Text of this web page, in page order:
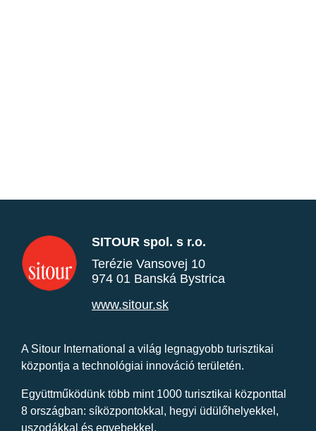
SITOUR spol. s r.o.
Terézie Vansovej 10
974 01 Banská Bystrica
www.sitour.sk
A Sitour International a világ legnagyobb turisztikai
központja a technológiai innováció területén.
Együttműködünk több mint 1000 turisztikai központtal
8 országban: síközpontokkal, hegyi üdülőhelyekkel,
uszodákkal és egyebekkel.